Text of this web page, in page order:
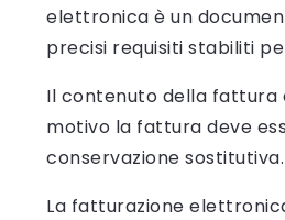
elettronica è un
precisi requisiti stabiliti
Il contenuto della fattura
motivo la fattura deve
conservazione sostitutiva.
La fatturazione